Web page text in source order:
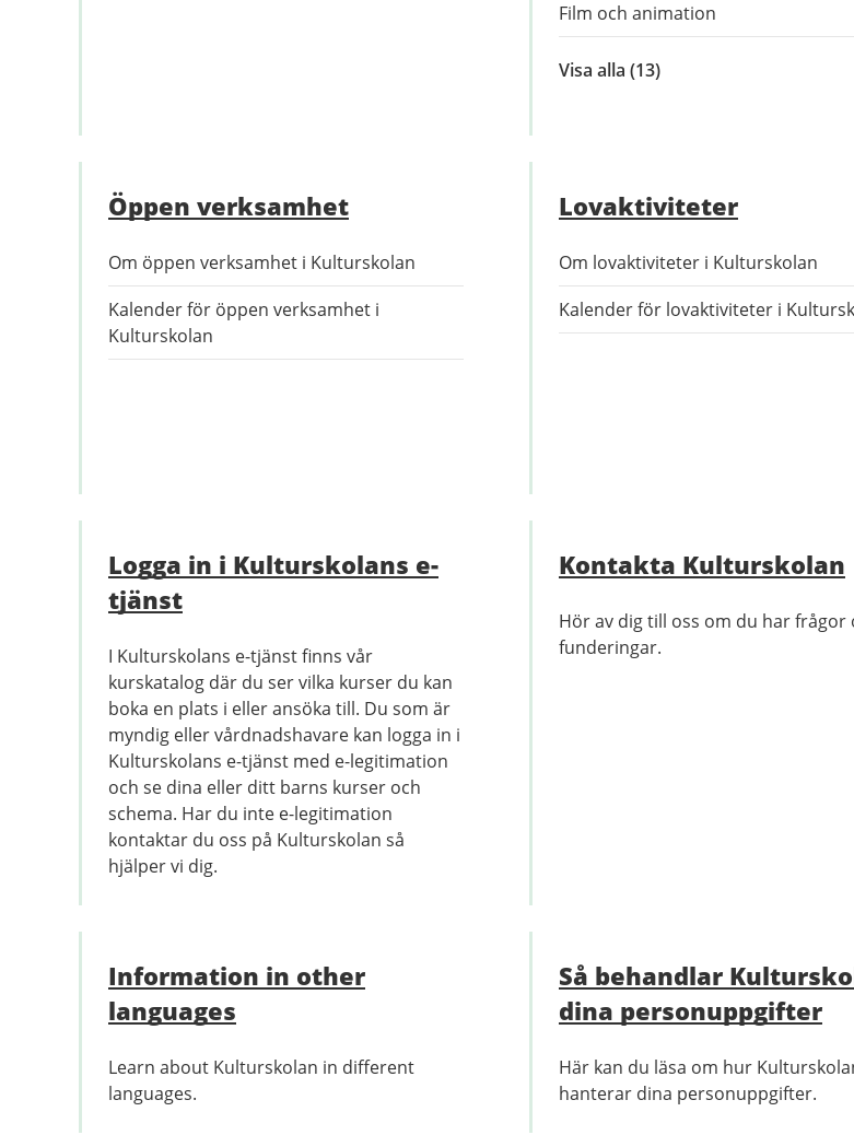
Film och animation
Visa alla inom
(13)
Öppen verksamhet
Om öppen verksamhet i Kulturskolan
Kalender för öppen verksamhet i
Kulturskolan
Lovaktiviteter
Om lovaktiviteter i Kulturskolan
Kalender för lovaktiviteter i
Logga in i Kulturskolans e-
tjänst
I Kulturskolans e-tjänst finns vår
kurskatalog där du ser vilka kurser du kan
boka en plats i eller ansöka till. Du som är
myndig eller vårdnadshavare kan logga in i
Kulturskolans e-tjänst med e-legitimation
och se dina eller ditt barns kurser och
schema. Har du inte e-legitimation
kontaktar du oss på Kulturskolan så
hjälper vi dig.
Kontakta Kulturskolan
Hör av dig till oss om du har frågor
funderingar.
Information in other
languages
Learn about Kulturskolan in different
languages.
Så behandlar
dina personuppgifter
Här kan du läsa om hur
hanterar dina personuppgifter.